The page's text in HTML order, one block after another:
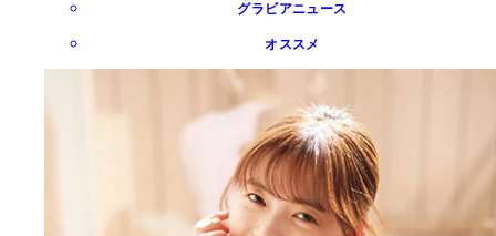
グラビアニュース
オススメ